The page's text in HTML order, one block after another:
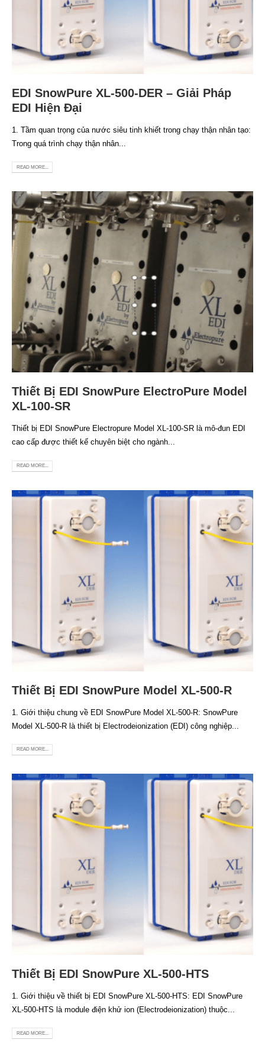
EDI SnowPure XL-500-DER – Giải Pháp
EDI Hiện Đại
1. Tầm quan trọng của nước siêu tinh khiết trong chạy thận nhân tạo:
Trong quá trình chạy thận nhân...
READ MORE...
Thiết Bị EDI SnowPure ElectroPure Model
XL-100-SR
Thiết bị EDI SnowPure Electropure Model XL-100-SR là mô-đun EDI
cao cấp được thiết kế chuyên biệt cho ngành...
READ MORE...
Thiết Bị EDI SnowPure Model XL-500-R
1. Giới thiệu chung về EDI SnowPure Model XL-500-R: SnowPure
Model XL-500-R là thiết bị Electrodeionization (EDI) công nghiệp...
READ MORE...
Thiết Bị EDI SnowPure XL-500-HTS
1. Giới thiệu về thiết bị EDI SnowPure XL-500-HTS: EDI SnowPure
XL-500-HTS là module điện khử ion (Electrodeionization) thuộc...
READ MORE...